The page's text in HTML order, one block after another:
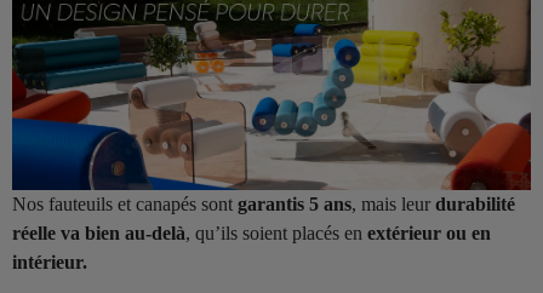
Nos fauteuils et canapés sont garantis 5 ans, mais leur durabilité
réelle va bien au-delà, qu’ils soient placés en extérieur ou en
intérieur.